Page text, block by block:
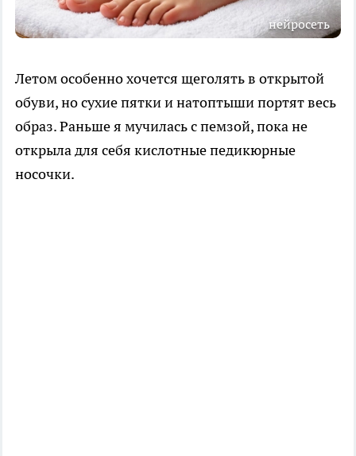
нейросеть
Летом особенно хочется щеголять в открытой
обуви, но сухие пятки и натоптыши портят весь
образ. Раньше я мучилась с пемзой, пока не
открыла для себя кислотные педикюрные
носочки.